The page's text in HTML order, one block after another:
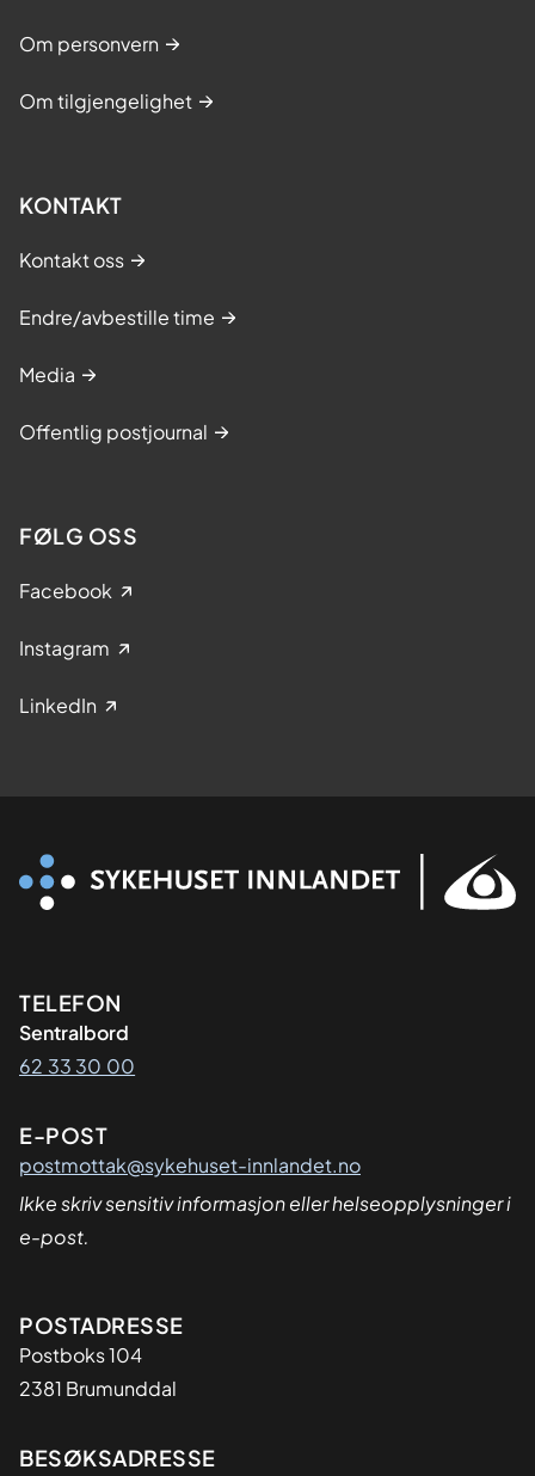
Om personvern
Om tilgjengelighet
KONTAKT
Kontakt oss
Endre/avbestille time
Media
Offentlig postjournal
FØLG OSS
Facebook
Instagram
LinkedIn
Kontaktinformasjon
TELEFON
Sentralbord
62 33 30 00
E-POST
postmottak@sykehuset-innlandet.no
Ikke skriv sensitiv informasjon eller helseopplysninger i
e-post.
Adresse
POSTADRESSE
Postboks 104
2381 Brumunddal
BESØKSADRESSE